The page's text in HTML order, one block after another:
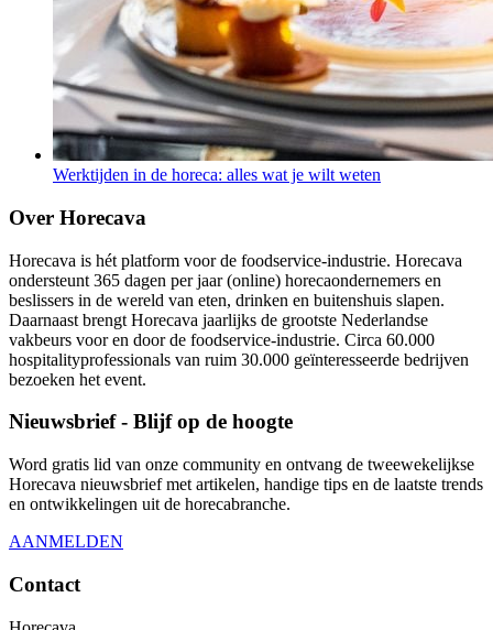
Werktijden in de horeca: alles wat je wilt weten
Over Horecava
Horecava is hét platform voor de foodservice-industrie. Horecava
ondersteunt 365 dagen per jaar (online) horecaondernemers en
beslissers in de wereld van eten, drinken en buitenshuis slapen.
Daarnaast brengt Horecava jaarlijks de grootste Nederlandse
vakbeurs voor en door de foodservice-industrie. Circa 60.000
hospitalityprofessionals van ruim 30.000 geïnteresseerde bedrijven
bezoeken het event.
Nieuwsbrief - Blijf op de hoogte
Word gratis lid van onze community en ontvang de tweewekelijkse
Horecava nieuwsbrief met artikelen, handige tips en de laatste trends
en ontwikkelingen uit de horecabranche.
AANMELDEN
Contact